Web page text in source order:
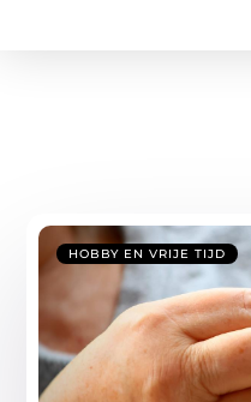
HOBBY EN VRIJE TIJD